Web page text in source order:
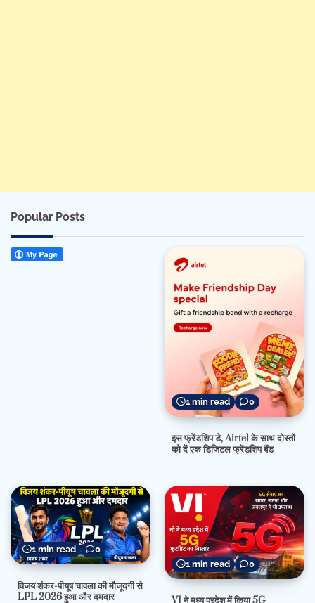
Popular Posts
1 min read 0
इस फ्रेंडशिप डे, Airtel के साथ दोस्तों
को दें एक डिजिटल फ्रेंडशिप बैंड
1 min read 0
विजय शंकर-पीयूष चावला की मौजूदगी से
LPL 2026 हुआ और दमदार
1 min read 0